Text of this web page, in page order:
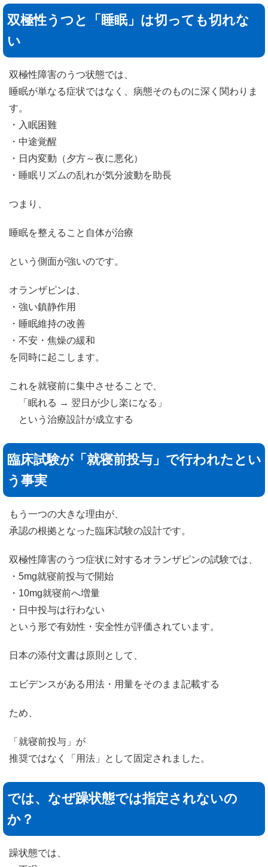
双極性うつと「睡眠」は切っても切れな
い
双極性障害のうつ状態では、
睡眠が単なる症状ではなく、病態そのものに深く関わりま
す。
・入眠困難
・中途覚醒
・日内変動（夕方～夜に悪化）
・睡眠リズムの乱れが気分波動を助長
つまり、
睡眠を整えること自体が治療
という側面が強いのです。
オランザピンは、
・強い鎮静作用
・睡眠維持の改善
・不安・焦燥の緩和
を同時に起こします。
これを就寝前に集中させることで、
「眠れる → 翌日が少し楽になる」
という治療設計が成立する
臨床試験が「就寝前投与」で行われたとい
う事実
もう一つの大きな理由が、
承認の根拠となった臨床試験の設計です。
双極性障害のうつ症状に対するオランザピンの試験では、
・5mg就寝前投与で開始
・10mg就寝前へ増量
・日中投与は行わない
という形で有効性・安全性が評価されています。
日本の添付文書は原則として、
エビデンスがある用法・用量をそのまま記載する
ため、
「就寝前投与」が
推奨ではなく「用法」として固定されました。
では、なぜ躁状態では指定されないの
か？
躁状態では、